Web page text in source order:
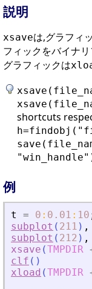
説明
xsaveは,グラフィ
フィックをバイナ
グラフィックは
shortcuts
例
t = 0 : 0.01 : 10
subplot ( 211 ) ,
subplot ( 212 ) ,
xsave (TMPDIR
clf ( )
xload (TMPDIR